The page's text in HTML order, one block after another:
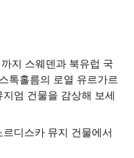
지 스웨덴과 북유럽 국
톡홀름의 로열 유르가르
엄 건물을 감상해 보세
디스카 뮤지 건물에서